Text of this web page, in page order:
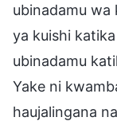
ubinadamu wa
ya kuishi
ubinadamu
Yake ni
haujalingana